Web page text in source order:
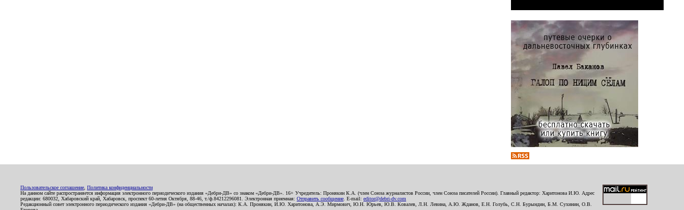
Пользовательское соглашение Политика конфиденциальности
На данном сайте распространяется информация электронного периодического издания «Дебри-ДВ» со знаком «Дебри-ДВ». 16+ Учредитель: Пронякин К.А. (член Союза журналистов России, член Союза писателей России). Главный редактор: Харитонова И.Ю. Адрес
редакции: 680032, Хабаровский край, Хабаровск, проспект 60-летия Октября, 88-46, т./ф.84212296081. Электронная приемная: Отправить сообщение . E-mail: editor@debri-dv.com
Редакционный совет электронного периодического издания «Дебри-ДВ» (на общественных началах): К.А. Пронякин, И.Ю. Харитонова, А.Э. Мирмович, Ю.Н. Юрьев, Ю.В. Ковалев, Л.Н. Левина, А.Ю. Жданов, Е.Н. Голубь, С.Н. Бурындин, Б.М. Сухинин, О.В.